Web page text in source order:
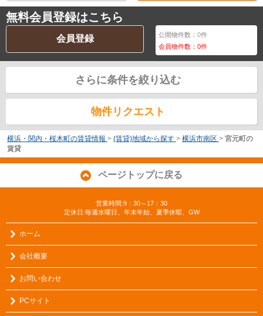
無料会員登録はこちら
会員登録 公開物件数：0件
会員物件数：0件
さらに条件を絞り込む
物件リクエスト
横浜・関内・桜木町の賃貸情報 > (賃貸)地域から探す > 横浜市南区 > 宮元町の
賃貸
ページトップに戻る
営業時間:9：30～17：30
定休日:毎週水曜日、年末年始、夏季休暇、GW
ホーム
会社概要
お問い合わせ
PCサイト